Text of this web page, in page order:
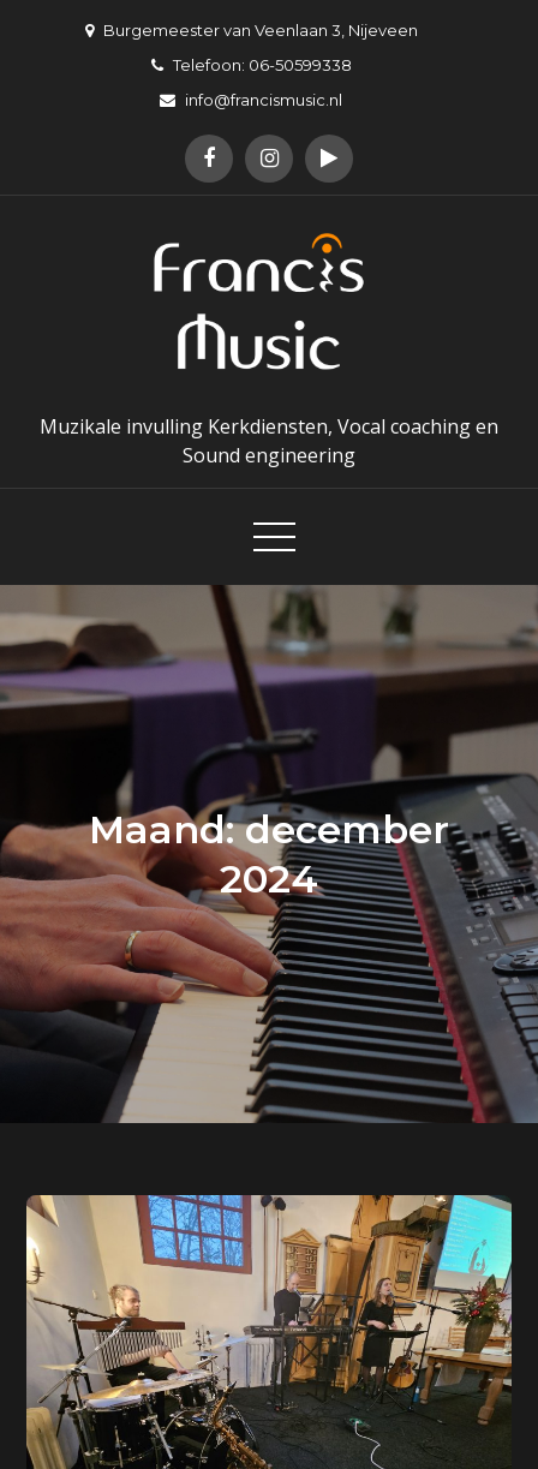
Burgemeester van Veenlaan 3, Nijeveen
Telefoon: 06-50599338
info@francismusic.nl
Muzikale invulling Kerkdiensten, Vocal coaching en
Sound engineering
Maand:december
2024